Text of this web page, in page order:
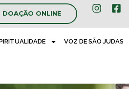
DOAÇÃO ONLINE
VOZ DE SÃO JUDAS